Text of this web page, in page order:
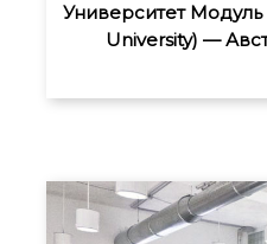
Университет Модуль
University) —